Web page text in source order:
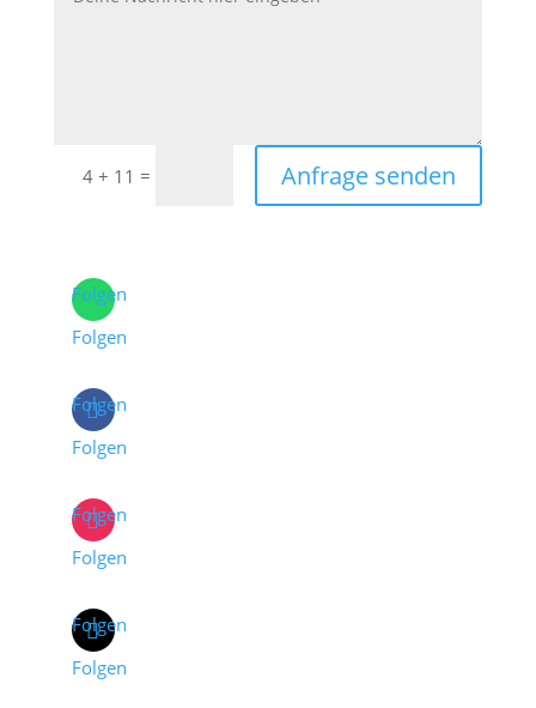
4 + 11 = Anfrage senden
Folgen
Folgen
Folgen
Folgen
Folgen
Folgen
Folgen
Folgen